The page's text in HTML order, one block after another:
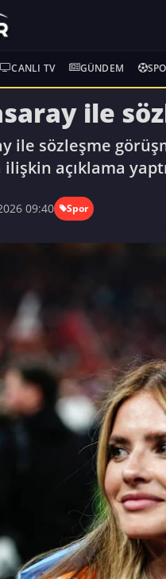
CANLI TV GÜNDEM
ile
ile sözleşme
açıklama
09:40 Spor